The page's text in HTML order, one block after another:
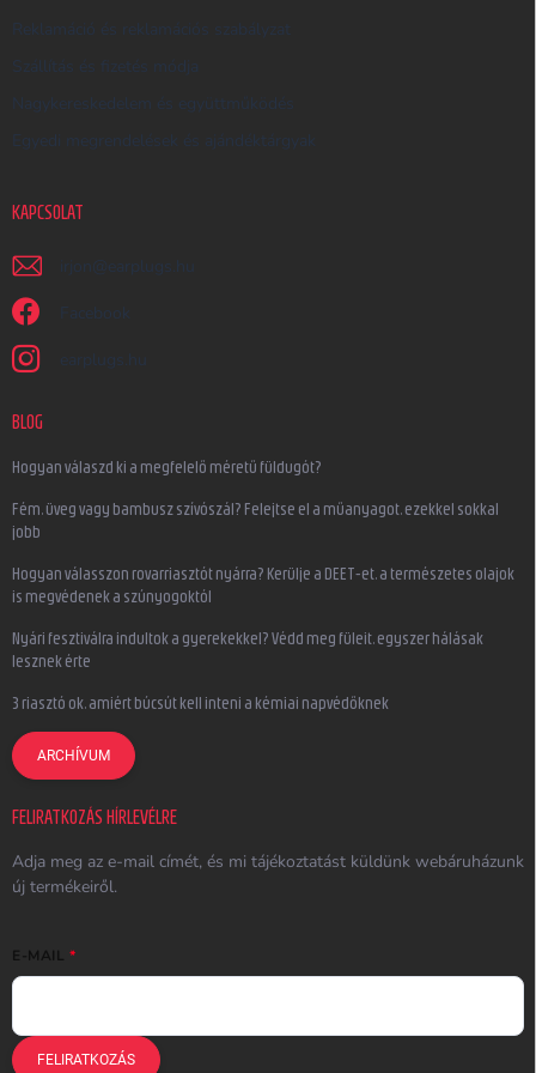
Reklamáció és reklamációs szabályzat
Szállítás és fizetés módja
Nagykereskedelem és együttműködés
Egyedi megrendelések és ajándéktárgyak
KAPCSOLAT
irjon @ earplugs.hu
Facebook
earplugs.hu
BLOG
Hogyan válaszd ki a megfelelő méretű füldugót?
Fém, üveg vagy bambusz szívószál? Felejtse el a műanyagot, ezekkel sokkal
jobb
Hogyan válasszon rovarriasztót nyárra? Kerülje a DEET-et, a természetes olajok
is megvédenek a szúnyogoktól
Nyári fesztiválra indultok a gyerekekkel? Védd meg füleit, egyszer hálásak
lesznek érte
3 riasztó ok, amiért búcsút kell inteni a kémiai napvédőknek
ARCHÍVUM
FELIRATKOZÁS HÍRLEVÉLRE
Adja meg az e-mail címét, és mi tájékoztatást küldünk webáruházunk
új termékeiről.
E-MAIL
FELIRATKOZÁS